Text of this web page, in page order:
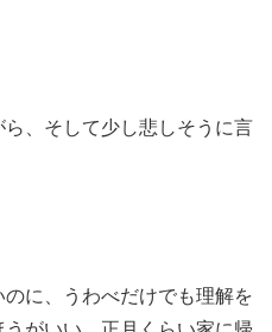
、そして少し悲しそうに言
に、うわべだけでも理解を